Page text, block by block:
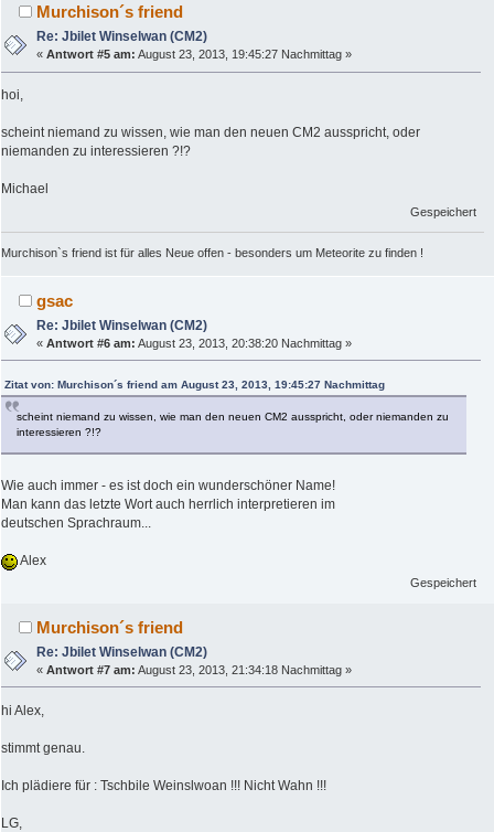
Murchison´s friend
Re: Jbilet Winselwan (CM2)
«Antwort #5 am: August 23, 2013, 19:45:27 Nachmittag »
hoi,
scheint niemand zu wissen, wie man den neuen CM2 ausspricht, oder
niemanden zu interessieren ?!?
Michael
Gespeichert
Murchison`s friend ist für alles Neue offen - besonders um Meteorite zu finden !
gsac
Re: Jbilet Winselwan (CM2)
«Antwort #6 am: August 23, 2013, 20:38:20 Nachmittag »
Zitat von: Murchison´s friend am August 23, 2013, 19:45:27 Nachmittag
scheint niemand zu wissen, wie man den neuen CM2 ausspricht, oder niemanden zu
interessieren ?!?
Wie auch immer - es ist doch ein wunderschöner Name!
Man kann das letzte Wort auch herrlich interpretieren im
deutschen Sprachraum...
Alex
Gespeichert
Murchison´s friend
Re: Jbilet Winselwan (CM2)
«Antwort #7 am: August 23, 2013, 21:34:18 Nachmittag »
hi Alex,
stimmt genau.
Ich plädiere für : Tschbile Weinslwoan !!! Nicht Wahn !!!
LG,